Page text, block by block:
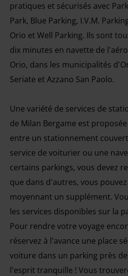
pratiques et sécurisés avec
Park, Blue Parking, I.V.M.
Orio et Well Parking. Ils sont
dix minutes en navette de
Orio, dans les municipalités
Seriate et Azzano San Paolo.
Une variété de services de
de Milan Bergame est
entre un stationnement
service de voiturier ou une
certains parkings, vous devez
que dans d'autres, vous
moyennant un supplément.
les services disponibles sur la
Pour rendre votre voyage
réservez à l'avance une place
voiture dans un parking près
l'esprit tranquille ! Vous